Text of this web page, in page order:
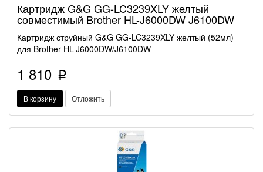
Картридж G&G GG-LC3239XLY желтый
совместимый Brother HL-J6000DW J6100DW
Картридж струйный G&G GG-LC3239XLY желтый (52мл)
для Brother HL-J6000DW/J6100DW
1 810 p
В корзину Отложить